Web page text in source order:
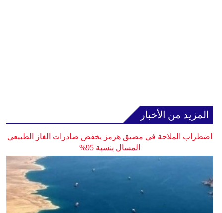
المزيد من الأخبار
اضطراب الملاحة في مضيق هرمز يخفض صادرات الغاز الطبيعي
المسال بنسبة 95%